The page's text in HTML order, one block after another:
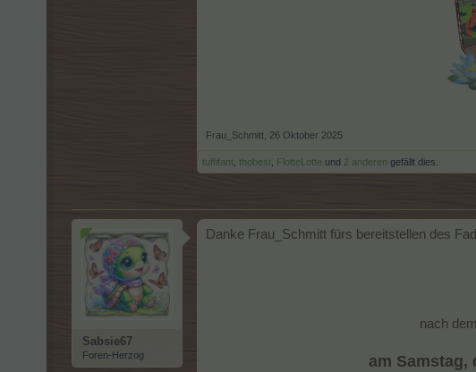
Frau_Schmitt 26 Oktober 2025
tuffifant thobest FlotteLotte und 2 anderen gefällt dies.
Sabsie67
Foren-Herzog
Danke Frau_Schmitt fürs bereitstellen des
nach
am Samstag,